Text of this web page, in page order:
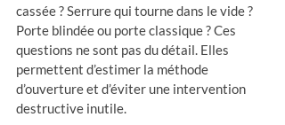
cassée ? Serrure qui tourne dans le vide ?
Porte blindée ou porte classique ? Ces
questions ne sont pas du détail. Elles
permettent d’estimer la méthode
d’ouverture et d’éviter une intervention
destructive inutile.